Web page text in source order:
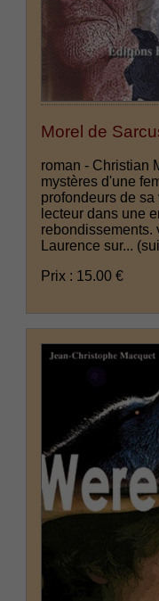
Morel de
roman - Christian
mystères d'une
profondeurs de
lecteur dans une
rebondissements.
Laurence sur...
Prix : 15.00 €